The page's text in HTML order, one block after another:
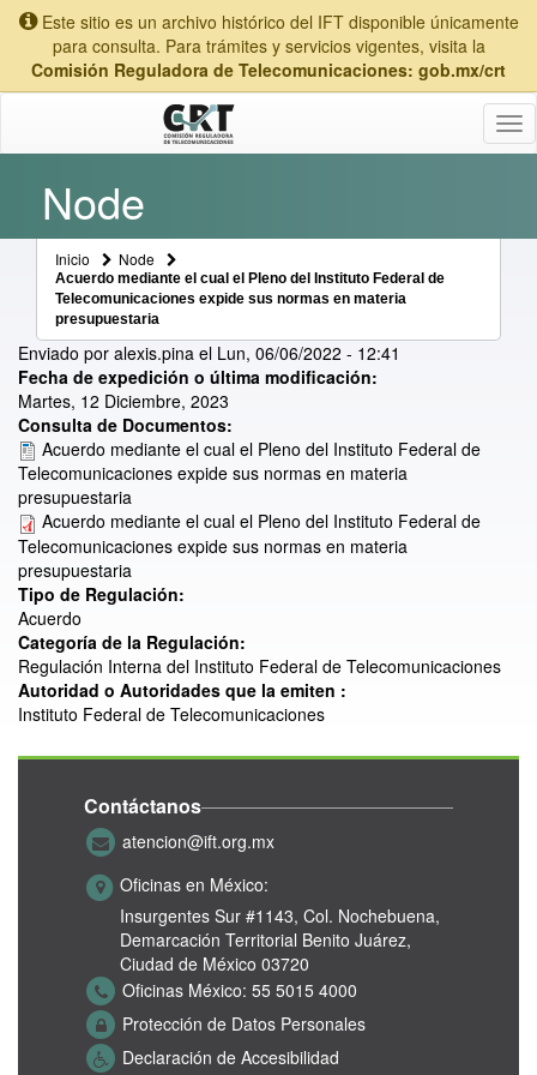
Este sitio es un archivo histórico del IFT disponible únicamente
para consulta. Para trámites y servicios vigentes, visita la
Comisión Reguladora de Telecomunicaciones: gob.mx/crt
Node
Inicio Node
Acuerdo mediante el cual el Pleno del Instituto Federal de
Telecomunicaciones expide sus normas en materia
presupuestaria
Enviado por alexis.pina el Lun, 06/06/2022 - 12:41
Fecha de expedición o última modificación:
Martes, 12 Diciembre, 2023
Consulta de Documentos:
Acuerdo mediante el cual el Pleno del Instituto Federal de
Telecomunicaciones expide sus normas en materia
presupuestaria
Acuerdo mediante el cual el Pleno del Instituto Federal de
Telecomunicaciones expide sus normas en materia
presupuestaria
Tipo de Regulación:
Acuerdo
Categoría de la Regulación:
Regulación Interna del Instituto Federal de Telecomunicaciones
Autoridad o Autoridades que la emiten :
Instituto Federal de Telecomunicaciones
Contáctanos
atencion@ift.org.mx
Oficinas en México:
Insurgentes Sur #1143, Col. Nochebuena,
Demarcación Territorial Benito Juárez,
Ciudad de México 03720
Oficinas México: 55 5015 4000
Protección de Datos Personales
Declaración de Accesibilidad